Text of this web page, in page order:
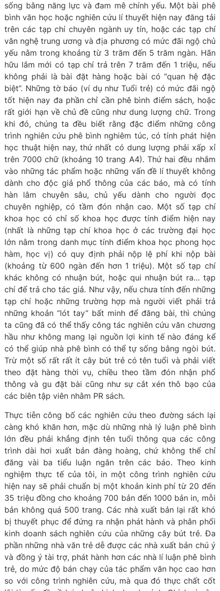
sống bằng năng lực và đam mê chính yếu. Một bài phê
bình văn học hoặc nghiên cứu lí thuyết hiện nay đăng tải
trên các tạp chí chuyên ngành uy tín, hoặc các tạp chí
văn nghệ trung ương và địa phương có mức đãi ngộ chủ
yếu nằm trong khoảng từ 3 trăm đến 5 trăm ngàn. Hãn
hữu lắm mới có tạp chí trả trên 7 trăm đến 1 triệu, nếu
không phải là bài đặt hàng hoặc bài có “quan hệ đặc
biệt”. Những tờ báo (ví dụ như Tuổi trẻ) có mức đãi ngộ
tốt hiện nay đa phần chỉ cần phê bình điểm sách, hoặc
rất giới hạn về chủ đề cũng như dung lượng chữ. Trong
khi đó, chúng ta đều biết rằng đặc điểm những công
trình nghiên cứu phê bình nghiêm túc, có tính phát hiện
học thuật hiện nay, thứ nhất có dung lượng phải xấp xỉ
trên 7000 chữ (khoảng 10 trang A4). Thứ hai đều nhắm
vào những tác phẩm hoặc những vấn đề lí thuyết không
dành cho độc giả phổ thông của các báo, mà có tính
hàn lâm chuyên sâu, chủ yếu dành cho người đọc
chuyên nghiệp, có tầm đón nhận cao. Một số tạp chí
khoa học có chỉ số khoa học được tính điểm hiện nay
(nhất là những tạp chí khoa học ở các trường đại học
lớn nằm trong danh mục tính điểm khoa học phong học
hàm, học vị) có quy định phải nộp lệ phí khi nộp bài
(khoảng từ 600 ngàn đến hơn 1 triệu). Một số tạp chí
khác không có nhuận bút, hoặc qui nhuận bút ra… tạp
chí để trả cho tác giả. Như vậy, nếu chưa tính đến những
tạp chí hoặc những trường hợp mà người viết phải trả
những khoản “lót tay” bất minh để đăng bài, thì chúng
ta cũng đã có thể thấy công tác nghiên cứu văn chương
hầu như không mang lại nguồn lợi kinh tế nào đáng kể
có thể giúp nhà phê bình có thể tự sống bằng ngòi bút.
Trừ một số rất rất ít cây bút trẻ có tên tuổi và phải viết
theo đặt hàng thời vụ, chiều theo tầm đón nhận phổ
thông và gu đặt bài cũng như sự cắt xén thô bạo của
các biên tập viên nhằm PR sách.
Thực tiễn công bố các nghiên cứu theo đường sách lại
càng khó khăn hơn, mặc dù những nhà lý luận phê bình
lớn đều phải khẳng định tên tuổi thông qua các công
trình dài hơi xuất bản đàng hoàng, chứ không thể chỉ
đăng vài ba tiểu luận ngắn trên các báo. Theo kinh
nghiệm thực tế của tôi, in một công trình nghiên cứu
hiện nay sẽ phải chuẩn bị một khoản kinh phí từ 20 đến
35 triệu đồng cho khoảng 700 bản đến 1000 bản in, mỗi
bản không quá 500 trang. Các nhà xuất bản lại rất khó
bị thuyết phục để đứng ra nhận phát hành và phân phối
kinh doanh sách nghiên cứu của những cây bút trẻ. Đa
phần những nhà văn trẻ dễ được các nhà xuất bản chú ý
và đồng ý tài trợ, phát hành hơn các nhà lí luận phê bình
trẻ, do mức độ bán chạy của tác phẩm văn học cao hơn
so với công trình nghiên cứu, mà qua đó thực chất cốt